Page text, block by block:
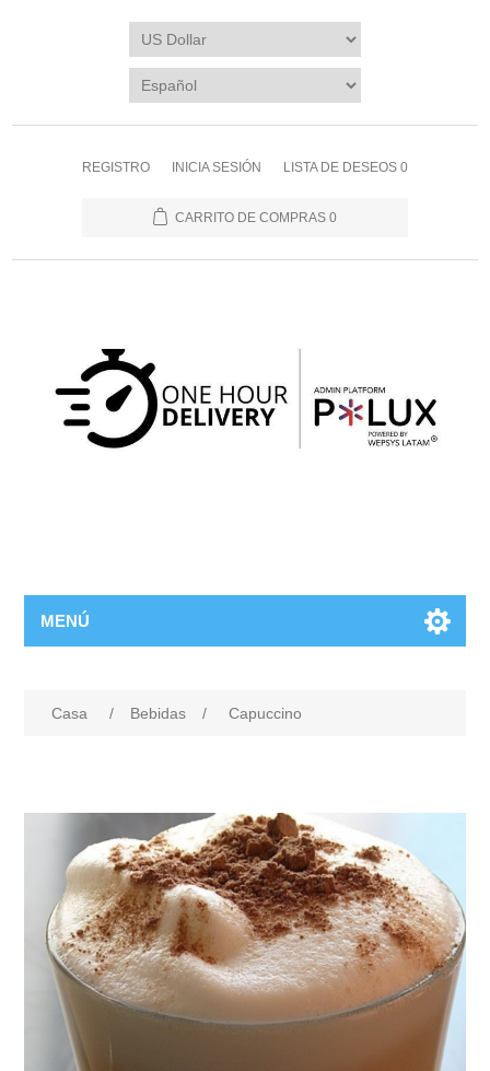
REGISTRO INICIA SESIÓN LISTA DE DESEOS 0
CARRITO DE COMPRAS 0
MENÚ
Casa / Bebidas / Capuccino